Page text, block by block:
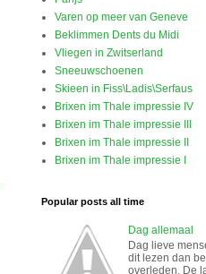
Varen op meer van Geneve
Beklimmen Dents du Midi
Vliegen in Zwitserland
Sneeuwschoenen
Skieen in Fiss\Ladis\Serfaus
Brixen im Thale impressie IV
Brixen im Thale impressie III
Brixen im Thale impressie II
Brixen im Thale impressie I
Popular posts all time
Dag allemaal
Dag lieve
dit lezen dan
overleden. De